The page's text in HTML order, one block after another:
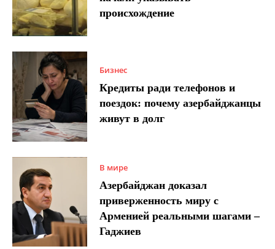
происхождение
Бизнес
Кредиты ради телефонов и
поездок: почему азербайджанцы
живут в долг
В мире
Азербайджан доказал
приверженность миру с
Арменией реальными шагами –
Гаджиев